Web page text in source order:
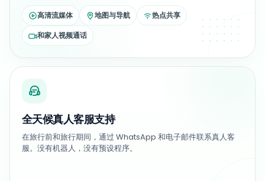
高清流媒体 地图与导航
热点共享
和家人视频通话
全天候真人客服支持
在旅行前和旅行期间，通过 WhatsApp 和电子邮件联系真人客
服。没有机器人，没有预设程序。